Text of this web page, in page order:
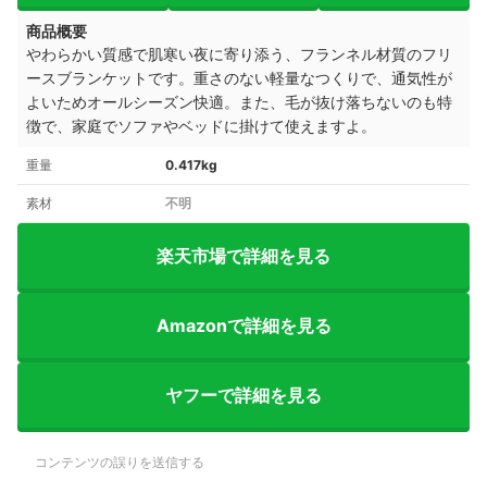
商品概要
やわらかい質感で肌寒い夜に寄り添う、フランネル材質のフリ
ースブランケットです。重さのない軽量なつくりで、通気性が
よいためオールシーズン快適。また、毛が抜け落ちないのも特
徴で、家庭でソファやベッドに掛けて使えますよ。
重量 0.417kg
素材 不明
楽天市場で詳細を見る
Amazonで詳細を見る
ヤフーで詳細を見る
コンテンツの誤りを送信する